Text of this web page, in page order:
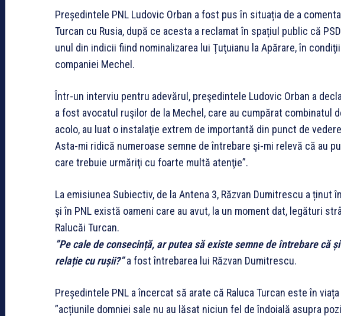
Președintele PNL Ludovic Orban a fost pus în situația de a
Turcan cu Rusia, după ce acesta a reclamat în spațiul public că
unul din indicii fiind nominalizarea lui Ţuţuianu la Apărare, în
companiei Mechel.
Într-un interviu pentru adevărul, preşedintele Ludovic Orban a
a fost avocatul ruşilor de la Mechel, care au cumpărat combinatul
acolo, au luat o instalaţie extrem de importantă din punct de
Asta-mi ridică numeroase semne de întrebare şi-mi relevă că au
care trebuie urmăriţi cu foarte multă atenţie”.
La emisiunea Subiectiv, de la Antena 3, Răzvan Dumitrescu a ținut
și în PNL există oameni care au avut, la un moment dat, legături
Ralucăi Turcan.
”Pe cale de consecință, ar putea să existe semne de întrebare că
relație cu rușii?”a fost întrebarea lui Răzvan Dumitrescu.
Președintele PNL a încercat să arate că Raluca Turcan este în
”acțiunile domniei sale nu au lăsat niciun fel de îndoială asupra